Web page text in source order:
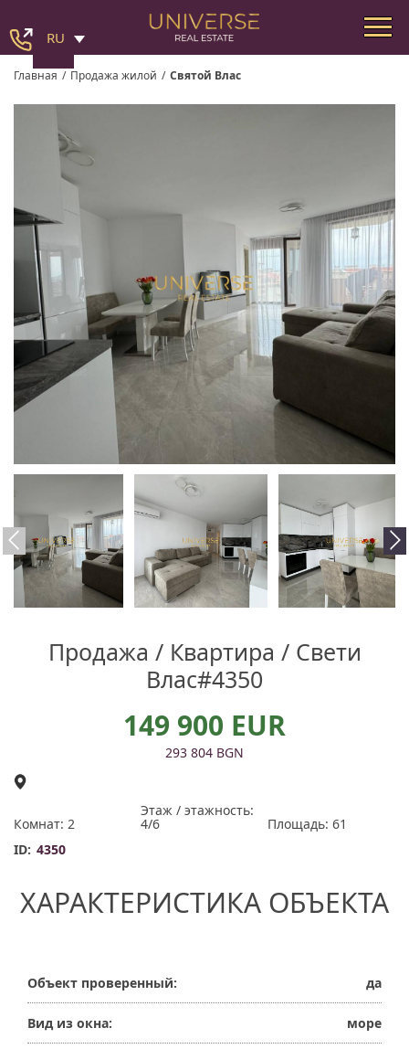
RU
Главная / Продажа жилой / Святой Влас
Продажа / Квартира / Свети
Влас#4350
149 900 EUR
293 804 BGN
Комнат: 2
Этаж / этажность:
4/6
Площадь: 61
ID: 4350
ХАРАКТЕРИСТИКА ОБЪЕКТА
Объект проверенный: да
Вид из окна: море